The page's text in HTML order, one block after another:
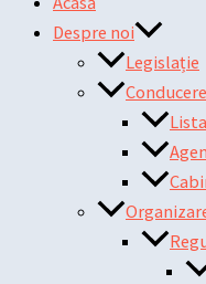
Despre noi
Legislație
Conducere